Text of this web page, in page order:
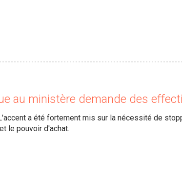
au ministère demande des
a été fortement mis sur la nécessité de
le pouvoir d'achat.